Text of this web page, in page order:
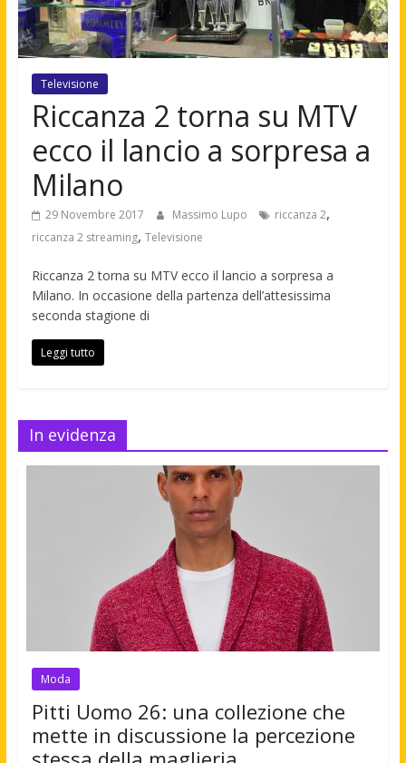
Televisione
Riccanza 2 torna su MTV
ecco il lancio a sorpresa a
Milano
29 Novembre 2017 Massimo Lupo riccanza 2,
riccanza 2 streaming, Televisione
Riccanza 2 torna su MTV ecco il lancio a sorpresa a
Milano. In occasione della partenza dell’attesissima
seconda stagione di
Leggi tutto
In evidenza
Moda
Pitti Uomo 26: una collezione che
mette in discussione la percezione